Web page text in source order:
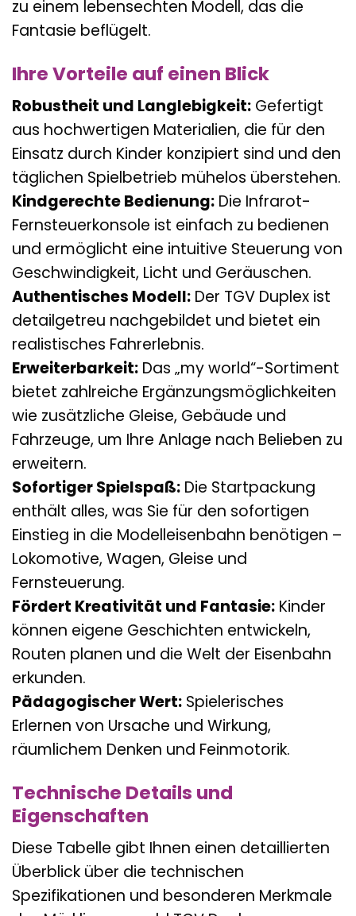
zu einem lebensechten Modell, das die
Fantasie beflügelt.
Ihre Vorteile auf einen Blick
Robustheit und Langlebigkeit: Gefertigt
aus hochwertigen Materialien, die für den
Einsatz durch Kinder konzipiert sind und den
täglichen Spielbetrieb mühelos überstehen.
Kindgerechte Bedienung: Die Infrarot-
Fernsteuerkonsole ist einfach zu bedienen
und ermöglicht eine intuitive Steuerung von
Geschwindigkeit, Licht und Geräuschen.
Authentisches Modell: Der TGV Duplex ist
detailgetreu nachgebildet und bietet ein
realistisches Fahrerlebnis.
Erweiterbarkeit: Das „my world“-Sortiment
bietet zahlreiche Ergänzungsmöglichkeiten
wie zusätzliche Gleise, Gebäude und
Fahrzeuge, um Ihre Anlage nach Belieben zu
erweitern.
Sofortiger Spielspaß: Die Startpackung
enthält alles, was Sie für den sofortigen
Einstieg in die Modelleisenbahn benötigen –
Lokomotive, Wagen, Gleise und
Fernsteuerung.
Fördert Kreativität und Fantasie: Kinder
können eigene Geschichten entwickeln,
Routen planen und die Welt der Eisenbahn
erkunden.
Pädagogischer Wert: Spielerisches
Erlernen von Ursache und Wirkung,
räumlichem Denken und Feinmotorik.
Technische Details und
Eigenschaften
Diese Tabelle gibt Ihnen einen detaillierten
Überblick über die technischen
Spezifikationen und besonderen Merkmale